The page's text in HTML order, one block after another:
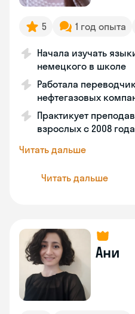
5 1 год опыта
Начала изучать
немецкого в школе
Работала
нефтегазовых
Практикует
взрослых с 2008 года
Читать дальше
Читать дальше
Ани